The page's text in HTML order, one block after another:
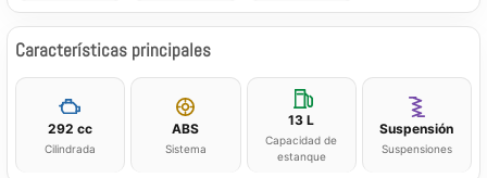
Características principales
292 cc
Cilindrada
ABS
Sistema
13 L
Capacidad de
estanque
Suspensión
Suspensiones